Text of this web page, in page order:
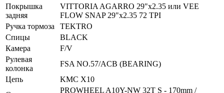
Покрышка
задняя
VITTORIA AGARRO 29"x2.35 или VEE
FLOW SNAP 29"x2.35 72 TPI
Ручка тормоза
TEKTRO
Спицы
BLACK
Камера
F/V
Рулевая
колонка
FSA NO.57/ACB (BEARING)
Цепь
KMC X10
PROWHEEL A10Y-NW 32T S - 170mm /